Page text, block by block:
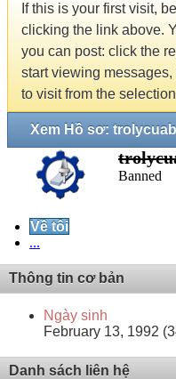
If this is your first visit,
clicking the link above.
you can post: click the
start viewing
to visit from the
Xem Hồ sơ:
Banned
Về tôi
...
Thông tin cơ bản
Ngày sinh
February 13, 1992
Danh sách liên hệ